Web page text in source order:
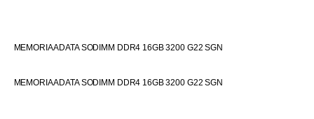
MEMORIA ADATA SODIMM DDR4 16GB 3200 G22 SGN
MEMORIA ADATA SODIMM DDR4 16GB 3200 G22 SGN